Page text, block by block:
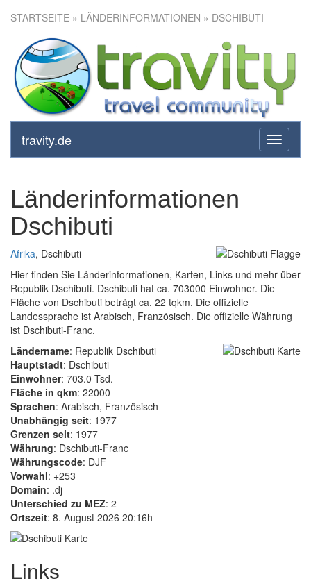
STARTSEITE » LÄNDERINFORMATIONEN » DSCHIBUTI
toggle
travity.de
Länderinformationen
Dschibuti
Afrika, Dschibuti
Hier finden Sie Länderinformationen, Karten, Links und mehr über
Republik Dschibuti. Dschibuti hat ca. 703000 Einwohner. Die
Fläche von Dschibuti beträgt ca. 22 tqkm. Die offizielle
Landessprache ist Arabisch, Französisch. Die offizielle Währung
ist Dschibuti-Franc.
Ländername: Republik Dschibuti
Hauptstadt: Dschibuti
Einwohner: 703.0 Tsd.
Fläche in qkm: 22000
Sprachen: Arabisch, Französisch
Unabhängig seit: 1977
Grenzen seit: 1977
Währung: Dschibuti-Franc
Währungscode: DJF
Vorwahl: +253
Domain: .dj
Unterschied zu MEZ: 2
Ortszeit: 8. August 2026 20:16h
Links